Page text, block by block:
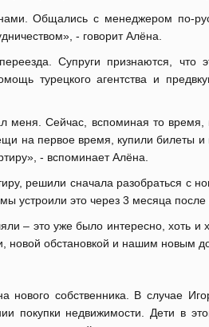
Общались с менеджером по-
- говорит Алёна.
Супруги признаются,
турецкого агентства и
меня. Сейчас, вспоминая то время,
на первое время, купили билеты
- вспоминает Алёна.
решили сначала разобраться с
устроили это через 3 месяца после
– это уже было интересно, хоть и
новой обстановкой и нашим новым
нового собственника. В случае
покупки недвижимости. Дети в